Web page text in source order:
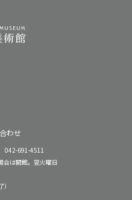
わせ
042-691-4511
合は開館。翌火曜日